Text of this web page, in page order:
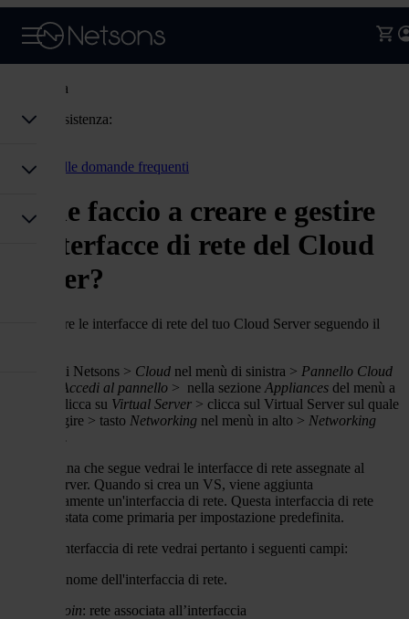
Assistenza
Codice assistenza:
Torna alle domande frequenti
Come faccio a creare e gestire
le interfacce di rete del Cloud
Server?
Puoi gestire le interfacce di rete del tuo Cloud Server seguendo il
area clienti Netsons > Cloud nel menù di sinistra > Pannello Cloud
Accedi al pannello > nella sezione Appliances del menù a
clicca su Virtual Server > clicca sul Virtual Server sul quale
desideri agire > tasto Networking nel menù in alto > Networking
Nella pagina che segue vedrai le interfacce di rete assegnate al
Virtual Server. Quando si crea un VS, viene aggiunta
automaticamente un'interfaccia di rete. Questa interfaccia di rete
sarà impostata come primaria per impostazione predefinita.
Per ogni interfaccia di rete vedrai pertanto i seguenti campi:
: nome dell'interfaccia di rete.
Network join: rete associata all’interfaccia